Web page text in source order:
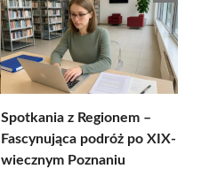
Spotkania z Regionem –
Fascynująca podróż po XIX-
wiecznym Poznaniu